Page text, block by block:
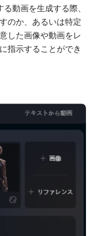
動画を生成する際、
のか、あるいは特定
した画像や動画をレ
指示することができ